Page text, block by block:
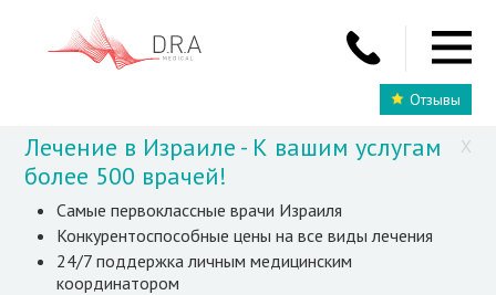
Отзывы
X
Лечение в Израиле - К вашим услугам
более 500 врачей!
Самые первоклассные врачи Израиля
Конкурентоспособные цены на все виды лечения
24/7 поддержка личным медицинским
координатором